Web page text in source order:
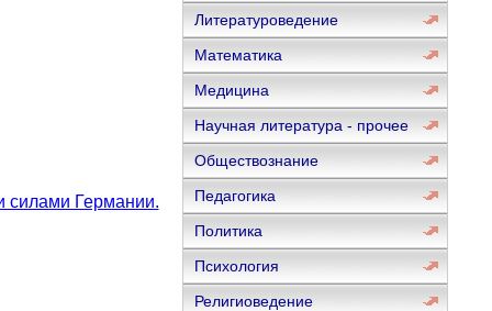
силами Германии.
Литературоведение
Математика
Медицина
Научная литература - прочее
Обществознание
Педагогика
Политика
Психология
Религиоведение